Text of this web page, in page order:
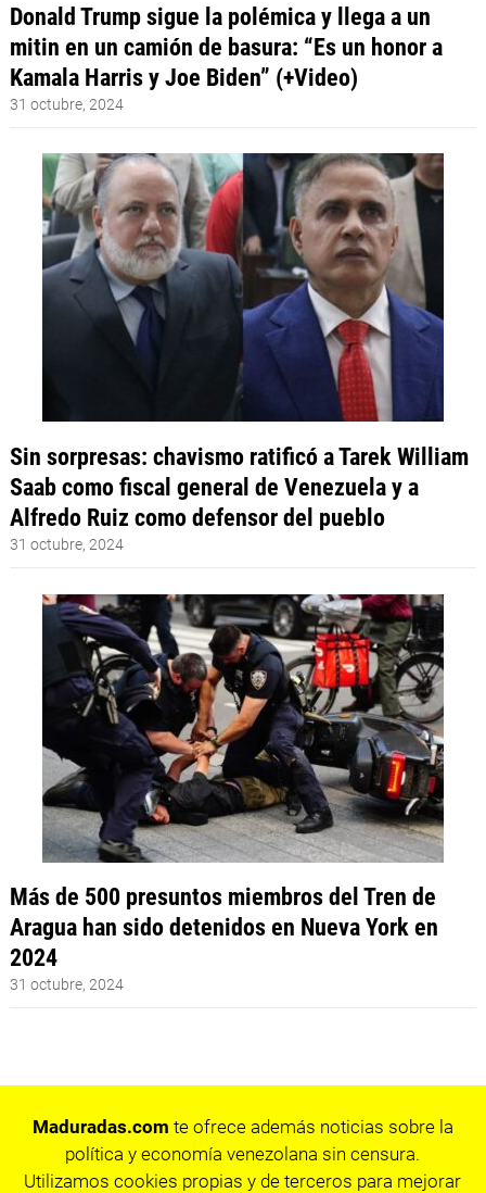
Donald Trump sigue la polémica y llega a un
mitin en un camión de basura: “Es un honor a
Kamala Harris y Joe Biden” (+Video)
31 octubre, 2024
Sin sorpresas: chavismo ratificó a Tarek William
Saab como fiscal general de Venezuela y a
Alfredo Ruiz como defensor del pueblo
31 octubre, 2024
Más de 500 presuntos miembros del Tren de
Aragua han sido detenidos en Nueva York en
2024
31 octubre, 2024
Maduradas.com te ofrece además noticias sobre la
política y economía venezolana sin censura.
Utilizamos cookies propias y de terceros para mejorar